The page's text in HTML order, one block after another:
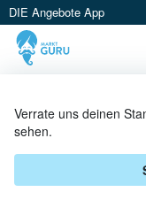
DIE Angebote App
Verrate uns deinen
sehen.
ROUGETTE